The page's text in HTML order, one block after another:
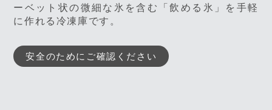
ーベット状の微細な氷を含む「飲める氷」を手軽
に作れる冷凍庫です。
安全のためにご確認ください